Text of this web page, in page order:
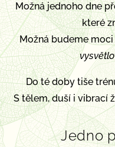
Možná jednoho dne
které
Možná budeme
Do té doby tiše
S tělem, duší i vibrací
✨Jedno